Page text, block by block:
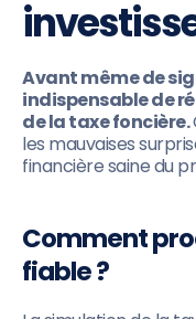
Avant même de
indispensable de
de la taxe foncière.
les mauvaises
financière saine du
Comment
fiable ?